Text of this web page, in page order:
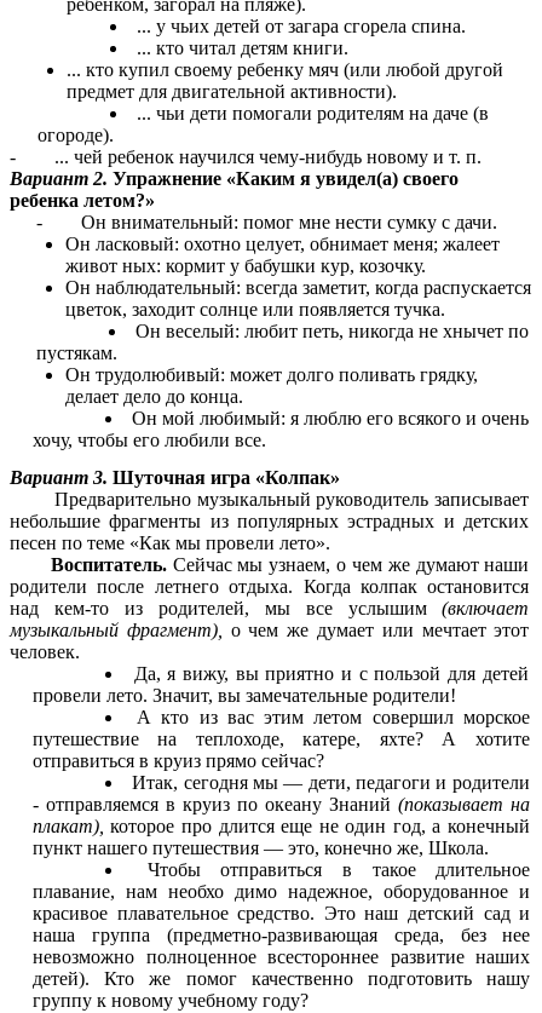
ребенком, загорал на пляже).
... у чьих детей от загара сгорела спина.
... кто читал детям книги.
... кто купил своему ребенку мяч (или любой другой
предмет для двигательной активности).
... чьи дети помогали родителям на даче (в
огороде).
- ... чей ребенок научился чему-нибудь новому и т. п.
Вариант 2. Упражнение «Каким я увидел(а) своего
ребенка летом?»
- Он внимательный: помог мне нести сумку с дачи.
Он ласковый: охотно целует, обнимает меня; жалеет
живот ных: кормит у бабушки кур, козочку.
Он наблюдательный: всегда заметит, когда распускается
цветок, заходит солнце или появляется тучка.
Он веселый: любит петь, никогда не хнычет по
пустякам.
Он трудолюбивый: может долго поливать грядку,
делает дело до конца.
Он мой любимый: я люблю его всякого и очень
хочу, чтобы его любили все.
Вариант 3. Шуточная игра «Колпак»
Предварительно музыкальный руководитель записывает
небольшие фрагменты из популярных эстрадных и детских
песен по теме «Как мы провели лето».
Воспитатель.Сейчас мы узнаем, о чем же думают наши
родители после летнего отдыха. Когда колпак остановится
над кем-то из родителей, мы все услышим(включает
музыкальный фрагмент), о чем же думает или мечтает этот
человек.
Да, я вижу, вы приятно и с пользой для детей
провели лето. Значит, вы замечательные родители!
А кто из вас этим летом совершил морское
путешествие на теплоходе, катере, яхте? А хотите
отправиться в круиз прямо сейчас?
Итак, сегодня мы — дети, педагоги и родители
- отправляемся в круиз по океану Знаний (показывает на
плакат),которое про длится еще не один год, а конечный
пункт нашего путешествия — это, конечно же, Школа.
Чтобы отправиться в такое длительное
плавание, нам необхо димо надежное, оборудованное и
красивое плавательное средство. Это наш детский сад и
наша группа (предметно-развивающая среда, без нее
невозможно полноценное всестороннее развитие наших
детей). Кто же помог качественно подготовить нашу
группу к новому учебному году?